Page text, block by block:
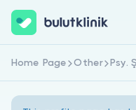
Sign Up Now
Home Page Other Psy.